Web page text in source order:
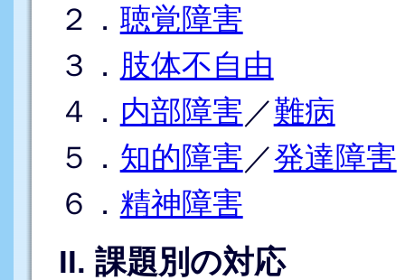
２． 聴覚障害
３． 肢体不自由
４． 内部障害 ／難病
５． 知的障害 ／発達障害
６． 精神障害
II. 課題別の対応